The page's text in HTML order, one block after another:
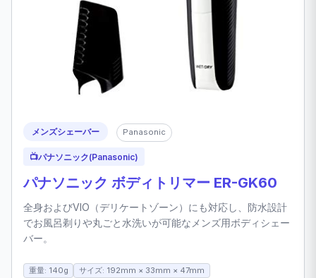
メンズシェーバー Panasonic
📺パナソニック(Panasonic)
パナソニック ボディトリマー ER-GK60
全身およびVIO（デリケートゾーン）にも対応し、防水設計
でお風呂剃りや丸ごと水洗いが可能なメンズ用ボディシェー
バー。
重量: 140g サイズ: 192mm × 33mm × 47mm